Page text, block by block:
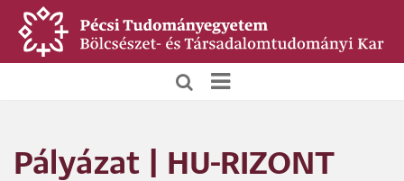
Ugrás
tartalomra
Főoldali
Pályázat | HU-RIZONT